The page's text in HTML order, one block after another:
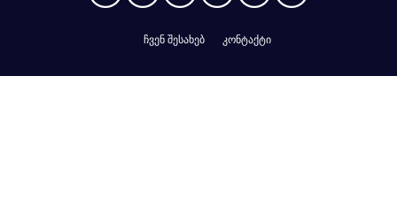
ჩვენ შესახებ კონტაქტი